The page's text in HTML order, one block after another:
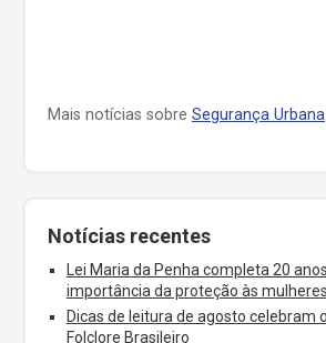
Mais notícias sobre Segurança Urbana
Notícias recentes
Lei Maria da Penha completa 20
importância da proteção às
Dicas de leitura de agosto celebram
Folclore Brasileiro